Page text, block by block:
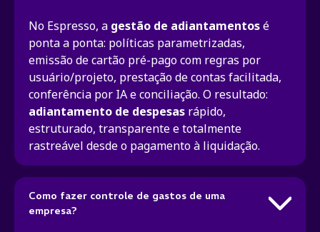
No Espresso, a gestão de adiantamentosé
ponta a ponta: políticas parametrizadas,
emissão de cartão pré-pago com regras por
usuário/projeto, prestação de contas facilitada,
conferência por IA e conciliação. O resultado:
adiantamento de despesas rápido,
estruturado, transparente e totalmente
rastreável desde o pagamento à liquidação.
Como fazer controle de gastos de uma
empresa?